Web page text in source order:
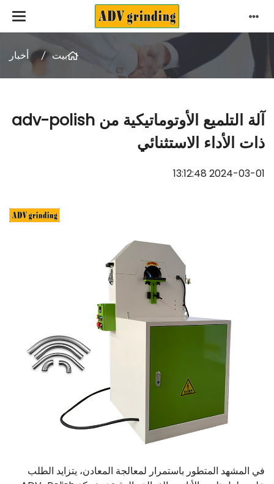
بيت أخبار
آلة التلميع الأوتوماتيكية من adv-polish
ذات الأداء الاستثنائي
2024-03-01 13:12:48
في المشهد المتطور باستمرار لمعالجة المعادن، يتزايد الطلب